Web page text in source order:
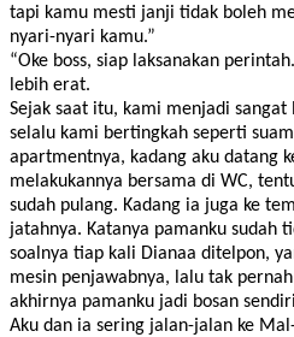
tapi kamu mesti janji tidak boleh
nyari-nyari kamu.”
“Oke boss, siap laksanakan
lebih erat.
Sejak saat itu, kami menjadi
selalu kami bertingkah seperti
apartmentnya, kadang aku datang
melakukannya bersama di WC,
sudah pulang. Kadang ia juga ke
jatahnya. Katanya pamanku sudah
soalnya tiap kali Dianaa ditelpon,
mesin penjawabnya, lalu tak
akhirnya pamanku jadi bosan
Aku dan ia sering jalan-jalan ke